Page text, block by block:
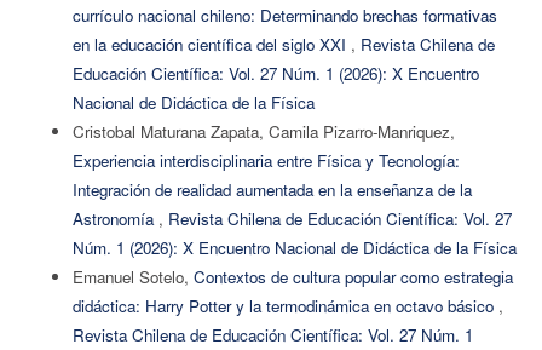
currículo nacional chileno: Determinando brechas formativas
en la educación científica del siglo XXI , Revista Chilena de
Educación Científica: Vol. 27 Núm. 1 (2026): X Encuentro
Nacional de Didáctica de la Física
Cristobal Maturana Zapata, Camila Pizarro-Manriquez,
Experiencia interdisciplinaria entre Física y Tecnología:
Integración de realidad aumentada en la enseñanza de la
Astronomía , Revista Chilena de Educación Científica: Vol. 27
Núm. 1 (2026): X Encuentro Nacional de Didáctica de la Física
Emanuel Sotelo, Contextos de cultura popular como estrategia
didáctica: Harry Potter y la termodinámica en octavo básico ,
Revista Chilena de Educación Científica: Vol. 27 Núm. 1